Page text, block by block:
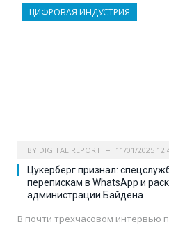
ЦИФРОВАЯ ИНДУСТРИЯ
BY DIGITAL REPORT 11/01/2025
Цукерберг признал:
перепискам в WhatsApp и
администрации Байдена
В почти трехчасовом интервью